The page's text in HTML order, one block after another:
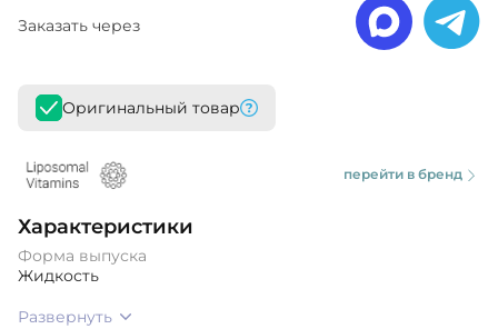
Заказать через
Оригинальный товар
перейти в бренд
Характеристики
Форма выпуска
Жидкость
Развернуть